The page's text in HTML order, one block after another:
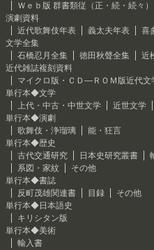
Ｗｅｂ版 群書類従（正・続・続々）
演劇資料
近代歌舞伎年表
義太夫年表
喜
文学全集
石橋忍月全集
徳田秋聲全集
近
近代雑誌複刻資料
マイクロ版・ＣＤ―ＲＯＭ版近代文
単行本◆文学
上代・中古・中世文学
近世文学
単行本◆演劇
歌舞伎・浄瑠璃
能・狂言
単行本◆歴史
古代交通研究
日本史研究叢書
系図・家紋
その他
単行本◆書誌
反町茂雄関連書
目録
その他
単行本◆日本語史
キリシタン版
単行本◆美術
輸入書